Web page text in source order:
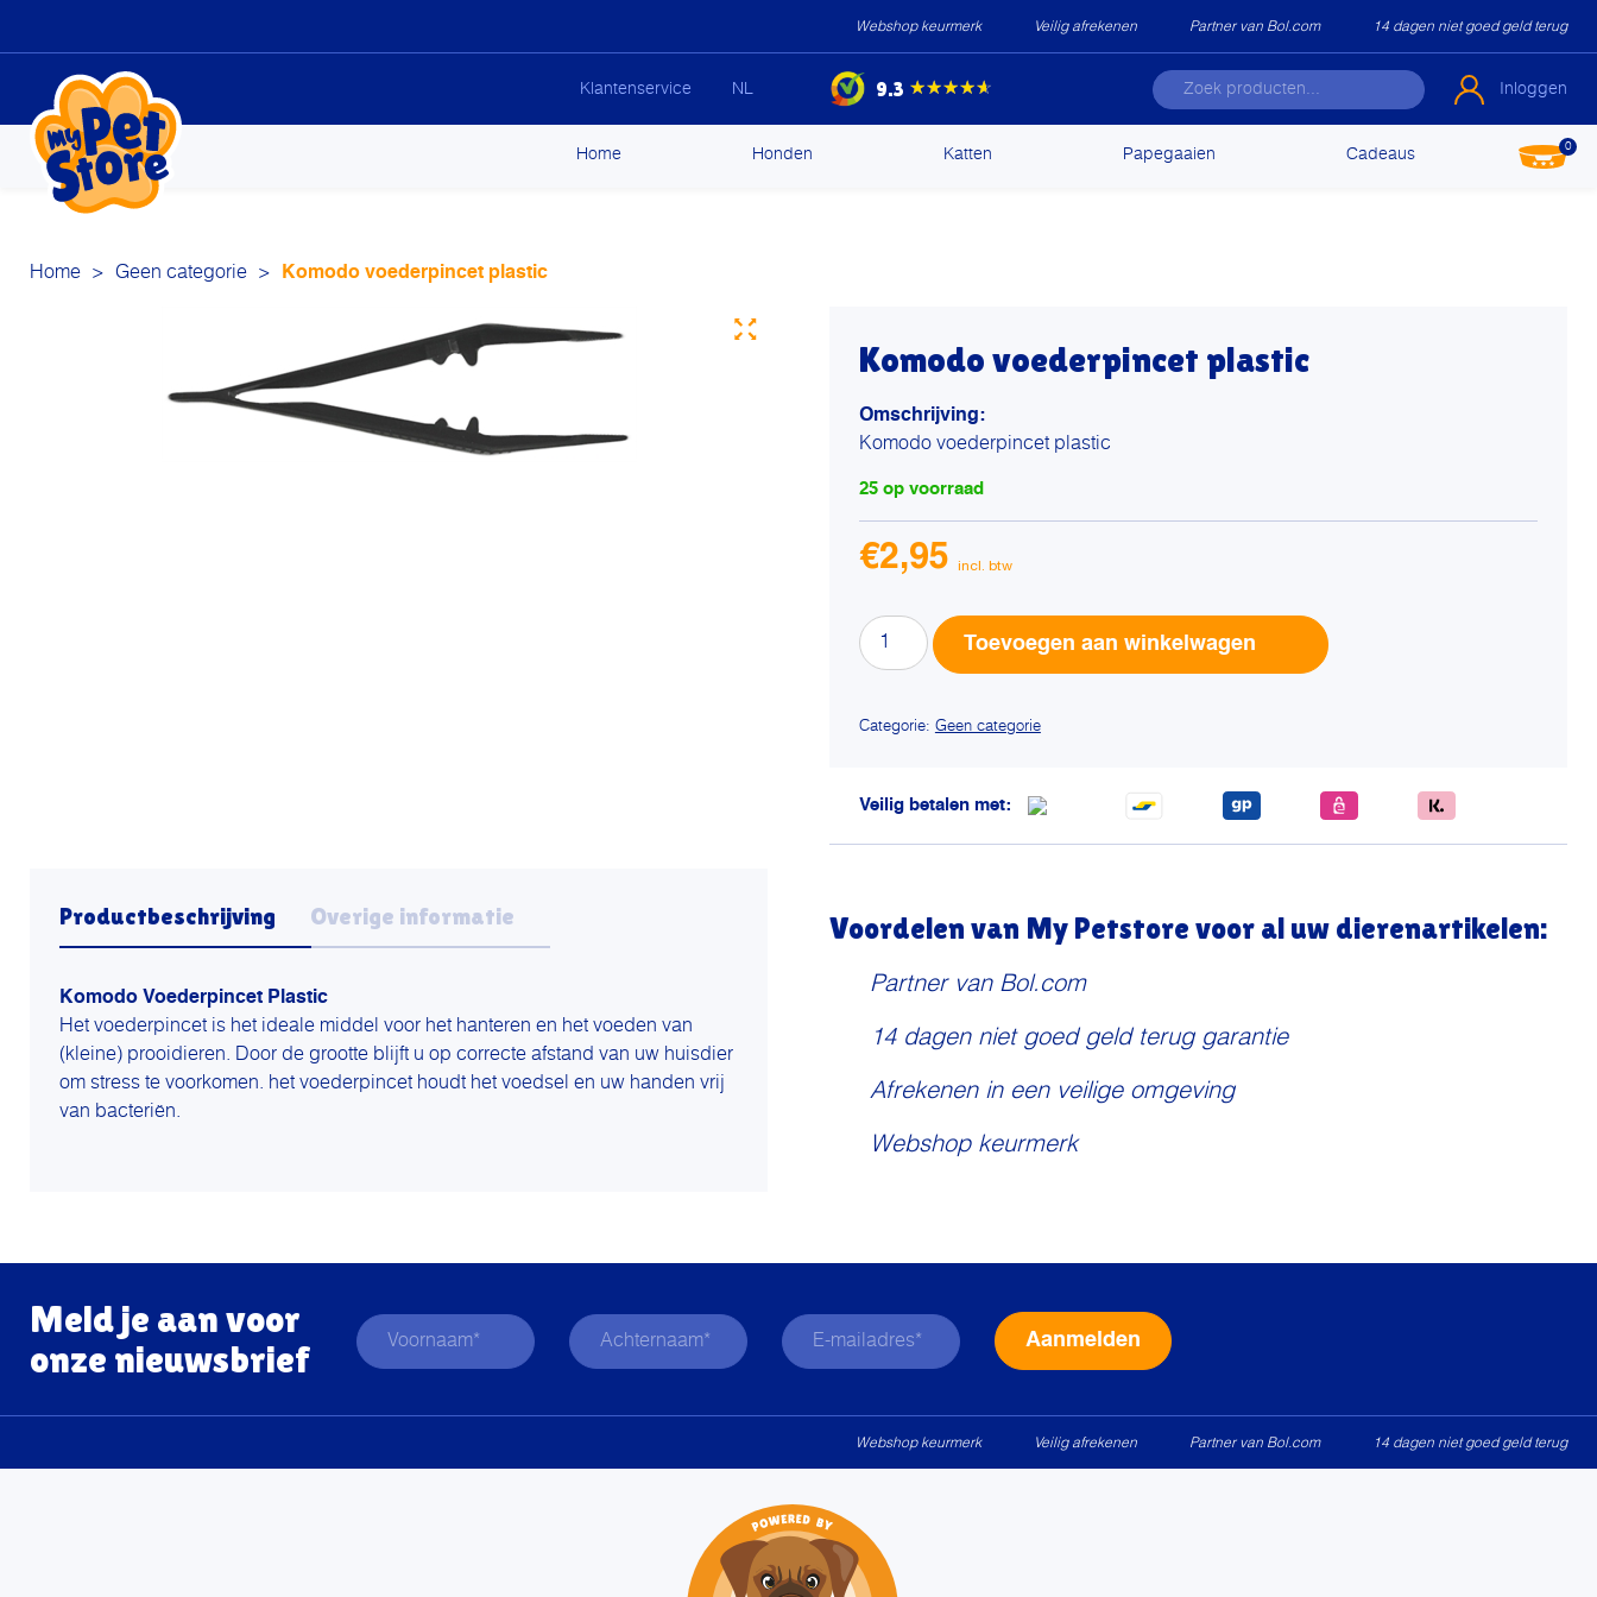
Webshop keurmerk Veilig afrekenen Partner van Bol.com 14 dagen niet goed geld terug
Klantenservice NL 9.3 ★★★★★ Inloggen
Home Honden Katten Papegaaien Cadeaus 0
Home > Geen categorie > Komodo voederpincet plastic
Komodo voederpincet plastic
Omschrijving:
Komodo voederpincet plastic
25 op voorraad
€2,95
Komodo
voederpincet
Toevoegen aan winkelwagen
Categorie: Geen categorie
Veilig betalen met:
Productbeschrijving Overige informatie
Komodo Voederpincet Plastic
Het voederpincet is het ideale middel voor het hanteren en het voeden van
(kleine) prooidieren. Door de grootte blijft u op correcte afstand van uw huisdier
om stress te voorkomen. het voederpincet houdt het voedsel en uw handen vrij
van bacteriën.
Voordelen van My Petstore voor al uw dierenartikelen:
Partner van Bol.com
14 dagen niet goed geld terug garantie
Afrekenen in een veilige omgeving
Webshop keurmerk
Meld je aan voor
onze nieuwsbrief
Webshop keurmerk Veilig afrekenen Partner van Bol.com 14 dagen niet goed geld terug